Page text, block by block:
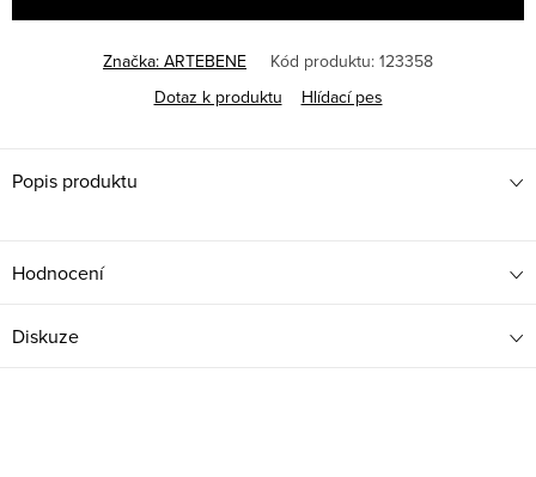
Značka: ARTEBENE Kód produktu: 123358
Dotaz k produktu
Hlídací pes
Popis produktu
Hodnocení
Diskuze